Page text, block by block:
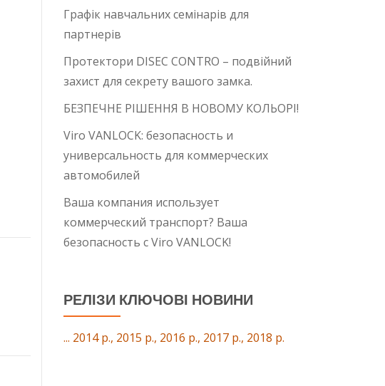
Графік навчальних семінарів для
партнерів
Протектори DISEC CONTRO – подвійний
захист для секрету вашого замка.
БЕЗПЕЧНЕ РІШЕННЯ В НОВОМУ КОЛЬОРІ!
Viro VANLOCK: безопасность и
универсальность для коммерческих
автомобилей
Ваша компания использует
коммерческий транспорт? Ваша
безопасность с Viro VANLOCK!
РЕЛІЗИ КЛЮЧОВІ НОВИНИ
... 2014 р., 2015 р., 2016 р., 2017 р., 2018 р.